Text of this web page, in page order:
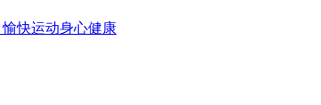
快运动身心健康